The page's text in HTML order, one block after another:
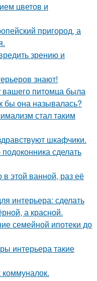
цветов и
пригород, а
зрению и
знают!
питомца была
бы она называлась?
стал таким
шкафчики.
подоконника сделать
в этой ванной, раз её
интерьера: сделать
а красной.
семейной ипотеки до
интерьера такие